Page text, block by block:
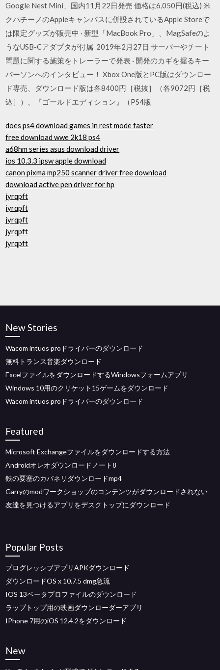
Google Nest Mini、国内11月22日発売 価格は6,050円(税込) 米
クパチーノのAppleキャンパスに併設されているApple Storeで
は限定グッズが販売中 · 新型「MacBook Pro」、MagSafeのよ
うなUSB-Cアダプタが付属 2019年2月27日 サーバーやチート
問題に関する施策をトレーラーで発表 · 開発のカギを握るキー
パーソンへのインタビュー！ Xbox One版とPC版はダウンロー
ド専売、ダウンロード版は各8400円［税抜］（各9072円［税
込］）、『ゴールドエディション』（PS4版
does ps4 download games in rest mode faster
free download wwe 2k18 ps4
a68hm series asus download driver
ios 10.3.3 ipsw apple download
canon pixma mp250 scanner driver free download
download active pen driver for hp
jyrqpft
jyrqpft
jyrqpft
jyrqpft
jyrqpft
New Stories
Wacom intuos proドライバーのダウンロード
無料トランス音楽ダウンロード
ExcelファイルをダウンロードするWindowsフォームアプリ
Windows 10用のクリケット15ゲームをダウンロード
Wacom intuos proドライバーのダウンロード
Featured
Microsoft Exchangeファイルをダウンロードする方法
Androidオレオダウンロードノート8
鉄の要塞のカバネリダウンロードmp4
Garryのmodワークショップのコンテンツがダウンロードされない
友達を見つけるアプリをデスクトップにダウンロード
Popular Posts
プログレッシブアプリAPKダウンロード
ダウンロードOS x 10.7.5 dmg急流
IOS 13ベータプロファイルのダウンロード
ラップトップ用の映画ダウンローダーアプリ
IPhone 7用のiOS 12.4.2をダウンロード
New